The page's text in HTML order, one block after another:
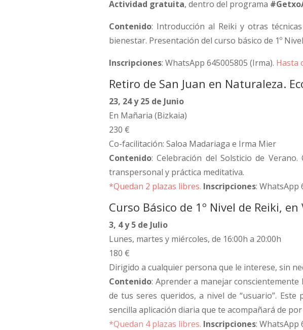
Actividad gratuita, dentro del programa
Contenido: Introducción al Reiki y otras
bienestar. Presentación del curso básico de 1º
Inscripciones: WhatsApp 645005805 (Irma). Hasta
Retiro de San Juan en Naturaleza.
23, 24 y 25 de Junio
En Mañaria (Bizkaia)
230 €
Co-facilitación: Saloa Madariaga e Irma Mier
Contenido: Celebración del Solsticio de
transpersonal y práctica meditativa.
*Quedan 2 plazas libres. Inscripciones: WhatsApp
Curso Básico de 1º Nivel de Reiki,
3, 4 y 5 de Julio
Lunes, martes y miércoles, de 16:00h a 20:00h
180 €
Dirigido a cualquier persona que le interese, sin
Contenido: Aprender a manejar
de tus seres queridos, a nivel de “usuario”.
sencilla aplicación diaria que te acompañará de
*Quedan 4 plazas libres. Inscripciones: WhatsApp